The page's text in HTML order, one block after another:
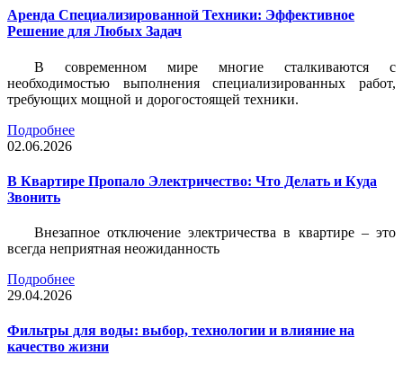
Аренда Специализированной Техники: Эффективное
Решение для Любых Задач
В современном мире многие сталкиваются с
необходимостью выполнения специализированных работ,
требующих мощной и дорогостоящей техники.
Подробнее
02.06.2026
В Квартире Пропало Электричество: Что Делать и Куда
Звонить
Внезапное отключение электричества в квартире – это
всегда неприятная неожиданность
Подробнее
29.04.2026
Фильтры для воды: выбор, технологии и влияние на
качество жизни